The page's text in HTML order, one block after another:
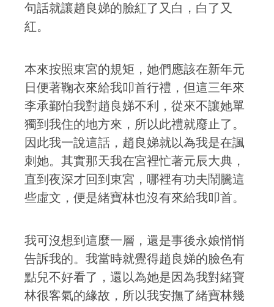
句話就讓趙良娣的臉紅了又白，白了又
紅。
本來按照東宮的規矩，她們應該在新年元
日便著鞠衣來給我叩首行禮，但這三年來
李承鄞怕我對趙良娣不利，從來不讓她單
獨到我住的地方來，所以此禮就廢止了。
因此我一說這話，趙良娣就以為我是在諷
刺她。其實那天我在宮裡忙著元辰大典，
直到夜深才回到東宮，哪裡有功夫鬧騰這
些虛文，便是緒寶林也沒有來給我叩首。
我可沒想到這麼一層，還是事後永娘悄悄
告訴我的。我當時就覺得趙良娣的臉色有
點兒不好看了，還以為她是因為我對緒寶
林很客氣的緣故，所以我安撫了緒寶林幾